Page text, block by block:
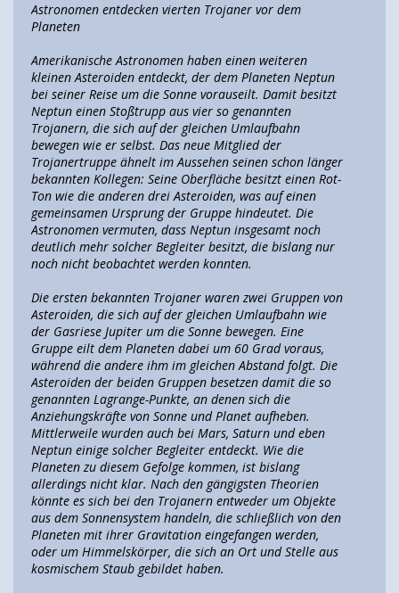
Astronomen entdecken vierten Trojaner vor dem
Planeten
Amerikanische Astronomen haben einen weiteren
kleinen Asteroiden entdeckt, der dem Planeten Neptun
bei seiner Reise um die Sonne vorauseilt. Damit besitzt
Neptun einen Stoßtrupp aus vier so genannten
Trojanern, die sich auf der gleichen Umlaufbahn
bewegen wie er selbst. Das neue Mitglied der
Trojanertruppe ähnelt im Aussehen seinen schon länger
bekannten Kollegen: Seine Oberfläche besitzt einen Rot-
Ton wie die anderen drei Asteroiden, was auf einen
gemeinsamen Ursprung der Gruppe hindeutet. Die
Astronomen vermuten, dass Neptun insgesamt noch
deutlich mehr solcher Begleiter besitzt, die bislang nur
noch nicht beobachtet werden konnten.
Die ersten bekannten Trojaner waren zwei Gruppen von
Asteroiden, die sich auf der gleichen Umlaufbahn wie
der Gasriese Jupiter um die Sonne bewegen. Eine
Gruppe eilt dem Planeten dabei um 60 Grad voraus,
während die andere ihm im gleichen Abstand folgt. Die
Asteroiden der beiden Gruppen besetzen damit die so
genannten Lagrange-Punkte, an denen sich die
Anziehungskräfte von Sonne und Planet aufheben.
Mittlerweile wurden auch bei Mars, Saturn und eben
Neptun einige solcher Begleiter entdeckt. Wie die
Planeten zu diesem Gefolge kommen, ist bislang
allerdings nicht klar. Nach den gängigsten Theorien
könnte es sich bei den Trojanern entweder um Objekte
aus dem Sonnensystem handeln, die schließlich von den
Planeten mit ihrer Gravitation eingefangen werden,
oder um Himmelskörper, die sich an Ort und Stelle aus
kosmischem Staub gebildet haben.